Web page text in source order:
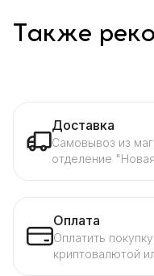
Также
Доставка
Самовывоз из
отделение
Оплата
Оплатить
криптовалютой